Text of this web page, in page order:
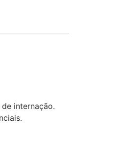
internação.